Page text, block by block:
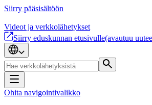
Siirry pääsisältöön
Videot ja verkkolähetykset
Siirry eduskunnan etusivulle(avautuu
Ohita navigointivalikko